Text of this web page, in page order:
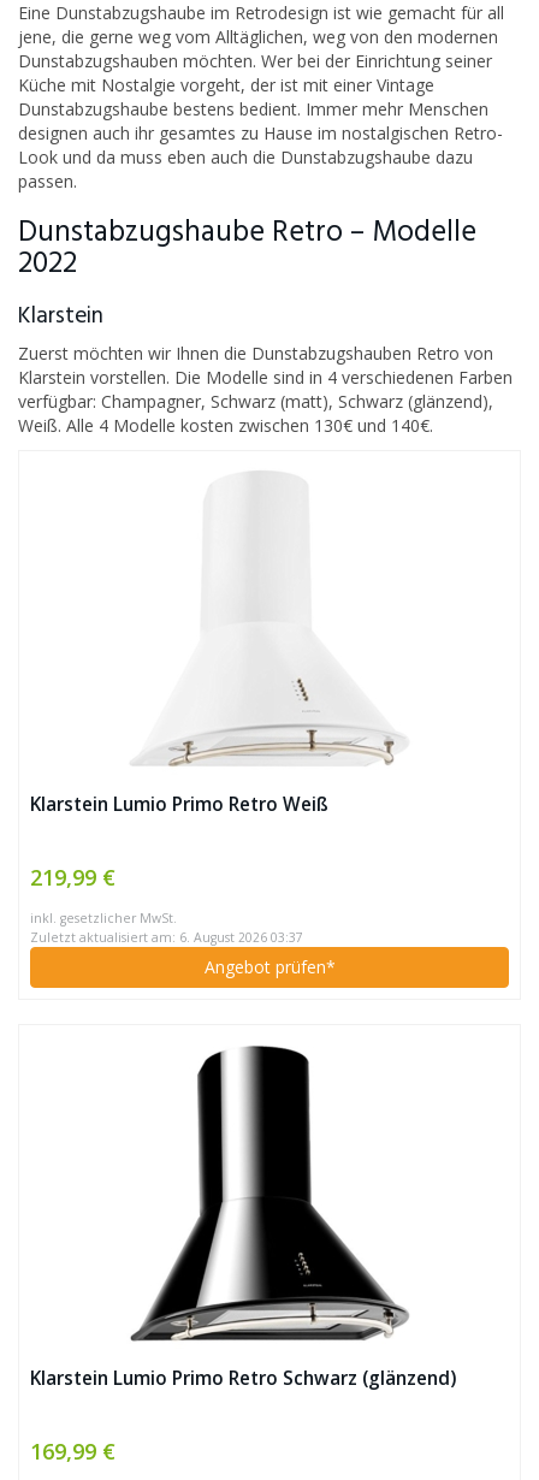
Eine Dunstabzugshaube im Retrodesign ist wie gemacht für all
jene, die gerne weg vom Alltäglichen, weg von den modernen
Dunstabzugshauben möchten. Wer bei der Einrichtung seiner
Küche mit Nostalgie vorgeht, der ist mit einer Vintage
Dunstabzugshaube bestens bedient. Immer mehr Menschen
designen auch ihr gesamtes zu Hause im nostalgischen Retro-
Look und da muss eben auch die Dunstabzugshaube dazu
passen.
Dunstabzugshaube Retro – Modelle
2022
Klarstein
Zuerst möchten wir Ihnen die Dunstabzugshauben Retro von
Klarstein vorstellen. Die Modelle sind in 4 verschiedenen Farben
verfügbar: Champagner, Schwarz (matt), Schwarz (glänzend),
Weiß. Alle 4 Modelle kosten zwischen 130€ und 140€.
Klarstein Lumio Primo Retro Weiß
219,99 €
inkl. gesetzlicher MwSt.
Zuletzt aktualisiert am: 6. August 2026 03:37
Angebot prüfen*
Klarstein Lumio Primo Retro Schwarz (glänzend)
169,99 €